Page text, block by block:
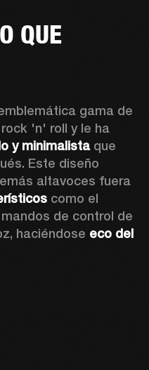
QUE
gama de
'n' roll y le ha
y minimalista que
Este diseño
altavoces fuera
como el
de control de
haciéndose eco del